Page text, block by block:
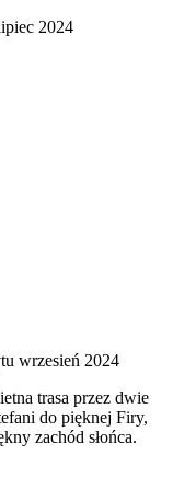
2024
wrzesień 2024
trasa przez dwie
do pięknej Firy,
zachód słońca.